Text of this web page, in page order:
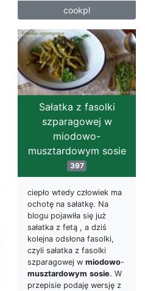
cookpl
Sałatka z fasolki
szparagowej w
miodowo-
musztardowym sosie
397
ciepło wtedy człowiek ma
ochotę na sałatkę. Na
blogu pojawiła się już
sałatka z fetą , a dziś
kolejna odsłona fasolki,
czyli sałatka z fasolki
szparagowej w miodowo-
musztardowym sosie. W
przepisie podaję wersję z